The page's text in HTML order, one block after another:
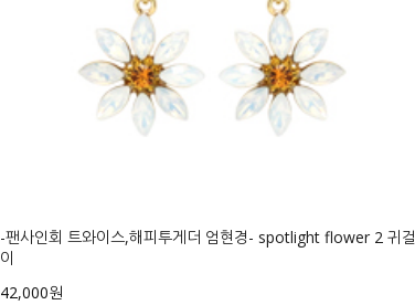
-팬사인회 트와이스,해피투게더 엄현경- spotlight flower 2 귀걸
이
42,000원